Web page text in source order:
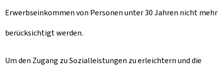
Erwerbseinkommen von Personen unter 30 Jahren nicht mehr
berücksichtigt werden.
Um den Zugang zu Sozialleistungen zu erleichtern und die